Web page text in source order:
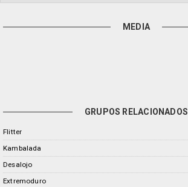
MEDIA
GRUPOS RELACIONADOS
Flitter
Kambalada
Desalojo
Extremoduro